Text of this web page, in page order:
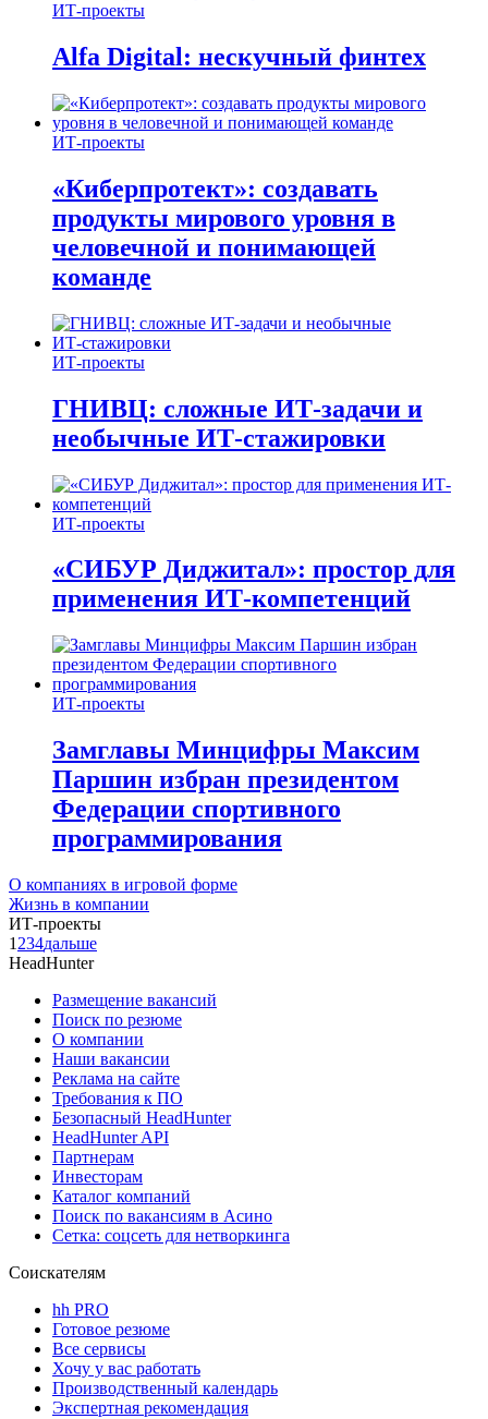
ИТ-проекты
Alfa Digital: нескучный финтех
ИТ-проекты
«Киберпротект»: создавать
продукты мирового уровня в
человечной и понимающей
команде
ИТ-проекты
ГНИВЦ: сложные ИТ‑задачи и
необычные ИТ‑стажировки
ИТ-проекты
«СИБУР Диджитал»: простор для
применения ИТ-компетенций
ИТ-проекты
Замглавы Минцифры Максим
Паршин избран президентом
Федерации спортивного
программирования
О компаниях в игровой форме
Жизнь в компании
ИТ-проекты
1 234дальше
HeadHunter
Размещение вакансий
Поиск по резюме
О компании
Наши вакансии
Реклама на сайте
Требования к ПО
Безопасный HeadHunter
HeadHunter API
Партнерам
Инвесторам
Каталог компаний
Поиск по вакансиям в Асино
Сетка: соцсеть для нетворкинга
Соискателям
hh PRO
Готовое резюме
Все сервисы
Хочу у вас работать
Производственный календарь
Экспертная рекомендация